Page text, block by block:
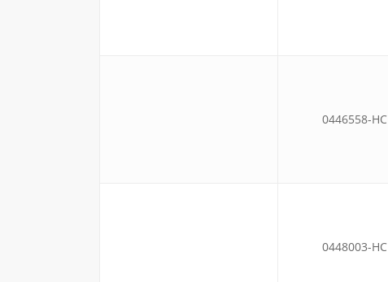
0446558-HC
0448003-HC